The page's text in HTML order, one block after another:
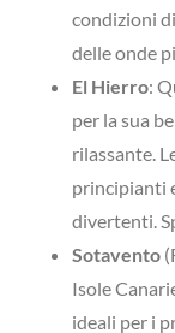
condizioni
delle onde
El Hierro:
per la sua
rilassante.
principianti
divertenti.
Sotavento
Isole
ideali per i